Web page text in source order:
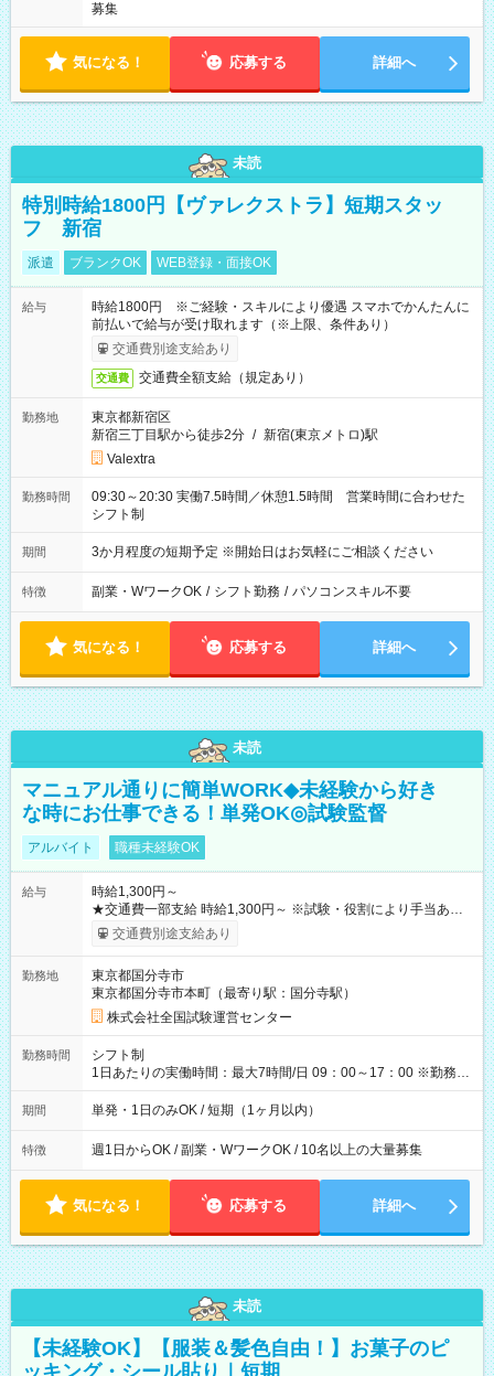
募集
気になる！ 応募する 詳細へ
未読
特別時給1800円【ヴァレクストラ】短期スタッ
フ 新宿
派遣 ブランクOK WEB登録・面接OK
給与
時給1800円 ※ご経験・スキルにより優遇 スマホでかんたんに
前払いで給与が受け取れます（※上限、条件あり）
交通費別途支給あり
交通費 交通費全額支給（規定あり）
勤務地
東京都新宿区
新宿三丁目駅から徒歩2分 / 新宿(東京メトロ)駅
Valextra
勤務時間
09:30～20:30 実働7.5時間／休憩1.5時間 営業時間に合わせた
シフト制
期間 3か月程度の短期予定 ※開始日はお気軽にご相談ください
特徴 副業・WワークOK / シフト勤務 / パソコンスキル不要
気になる！ 応募する 詳細へ
未読
マニュアル通りに簡単WORK◆未経験から好き
な時にお仕事できる！単発OK◎試験監督
アルバイト 職種未経験OK
給与
時給1,300円～
★交通費一部支給 時給1,300円～ ※試験・役割により手当あり
※勤務回数により昇給あり 【即給（前払い）オプションあ
り！】 希望される場合、勤務から1週間ほどで給与の一部を受け
例】 ・河合塾模擬試験 8:30～17:30（休憩1時間） 時給1,300円
×8時間＝日収10,400円＋交通費 ※当日の役割により時給＋100
円の場合あり ・国家試験 7:00～13:30（休憩なし） 時給1,300
円（役割手当＋100円）×6時間＝日収8,400円＋交通費 【試用期
間】試用期間なし
交通費別途支給あり
勤務地
東京都国分寺市
東京都国分寺市本町（最寄り駅：国分寺駅）
株式会社全国試験運営センター
勤務時間
シフト制
1日あたりの実働時間：最大7時間/日 09：00～17：00 ※勤務時
間は 試験により異なります。
期間 単発・1日のみOK / 短期（1ヶ月以内）
特徴 週1日からOK / 副業・WワークOK / 10名以上の大量募集
気になる！ 応募する 詳細へ
未読
【未経験OK】【服装＆髪色自由！】お菓子のピ
ッキング・シール貼り｜短期